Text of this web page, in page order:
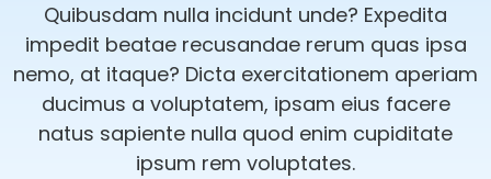
Quibusdam nulla incidunt unde? Expedita
impedit beatae recusandae rerum quas ipsa
nemo, at itaque? Dicta exercitationem aperiam
ducimus a voluptatem, ipsam eius facere
natus sapiente nulla quod enim cupiditate
ipsum rem voluptates.